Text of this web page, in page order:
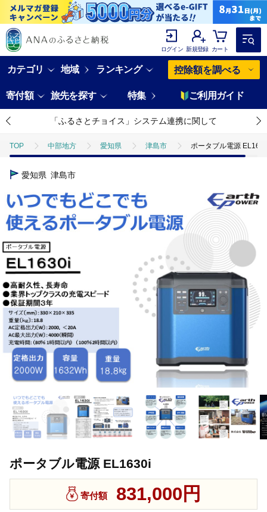
ログイン 新規登録 カート
カテゴリ 地域 ランキング 控除額を調べる
寄付額 旅先を探す 特集 ご利用ガイド
「ふるさとチョイス」システム連携に関して
TOP 中部地方 愛知県 津島市 ポータブル電源
愛知県 津島市
ポータブル電源 EL1630i
寄付額 831,000円